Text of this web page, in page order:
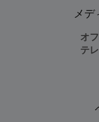
メデ
オ
テ